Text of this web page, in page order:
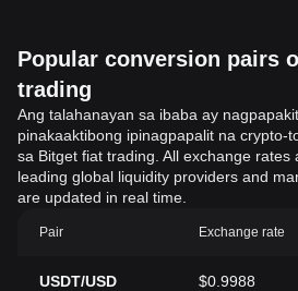
Popular conversion pairs
trading
Ang talahanayan sa ibaba ay
pinakaaktibong ipinagpapalit na crypto-
sa Bitget fiat trading. All exchange rates
leading global liquidity providers and
are updated in real time.
Pair Exchange rate
USDT/USD $0.9988